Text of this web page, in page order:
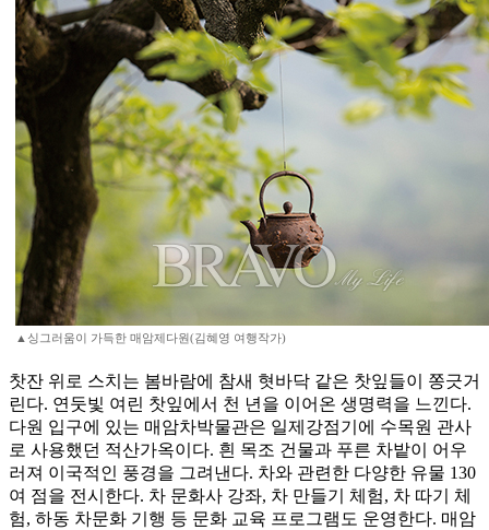
▲싱그러움이 가득한 매암제다원(김혜영 여행작가)
찻잔 위로 스치는 봄바람에 참새 혓바닥 같은 찻잎들이 쫑긋거
린다. 연둣빛 여린 찻잎에서 천 년을 이어온 생명력을 느낀다.
다원 입구에 있는 매암차박물관은 일제강점기에 수목원 관사
로 사용했던 적산가옥이다. 흰 목조 건물과 푸른 차밭이 어우
러져 이국적인 풍경을 그려낸다. 차와 관련한 다양한 유물 130
여 점을 전시한다. 차 문화사 강좌, 차 만들기 체험, 차 따기 체
험, 하동 차문화 기행 등 문화 교육 프로그램도 운영한다. 매암